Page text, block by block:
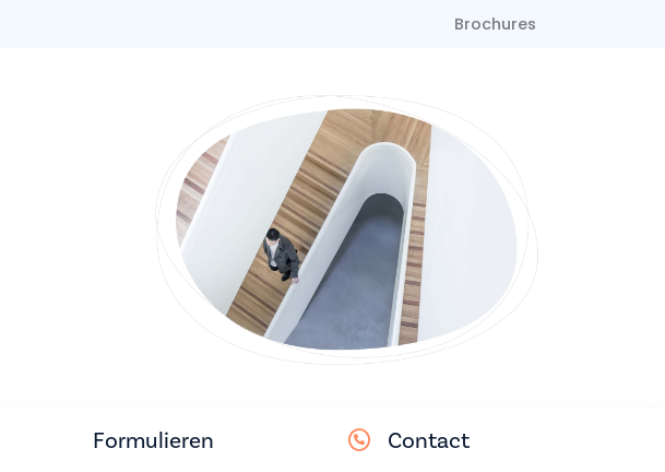
Brochures
Formulieren Contact